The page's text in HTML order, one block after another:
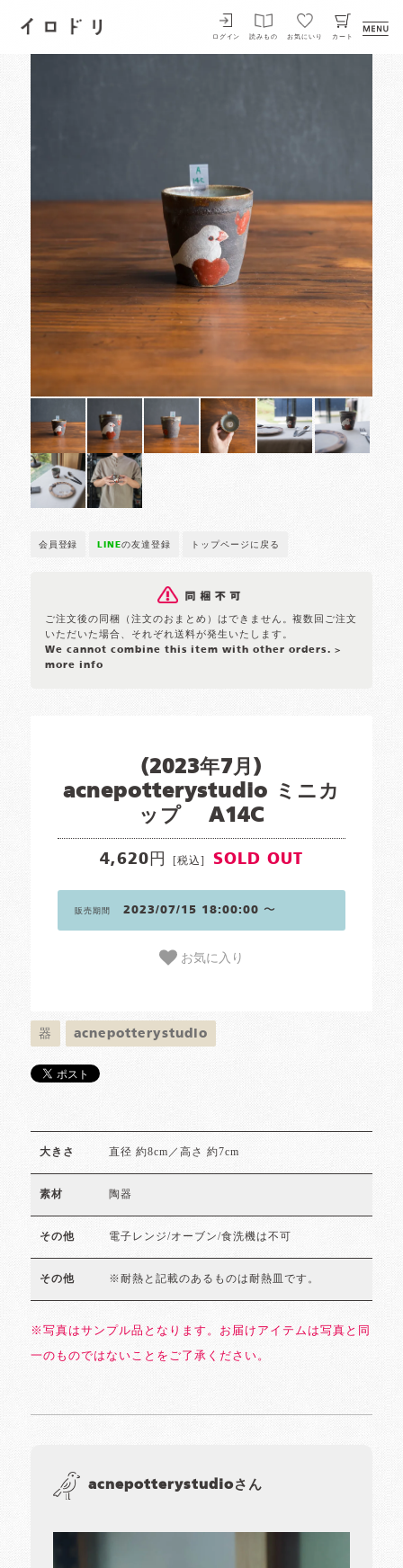
イロドリ
ログイン 読みもの お気にいり カート
会員登録 LINEの友達登録 トップページに戻る
ご注文後の同梱（注文のおまとめ）はできません。複数回ご注文
いただいた場合、それぞれ送料が発生いたします。
We cannot combine this item with other orders. >
more info
(2023年7月)
acnepotterystudio ミニカ
ップ A14C
4,620円 [税込] SOLD OUT
販売期間 2023/07/15 18:00:00 〜
お気に入り
器 acnepotterystudio
大きさ 直径 約8cm／高さ 約7cm
素材 陶器
その他 電子レンジ/オーブン/食洗機は不可
その他 ※耐熱と記載のあるものは耐熱皿です。
※写真はサンプル品となります。お届けアイテムは写真と同
一のものではないことをご了承ください。
acnepotterystudioさん